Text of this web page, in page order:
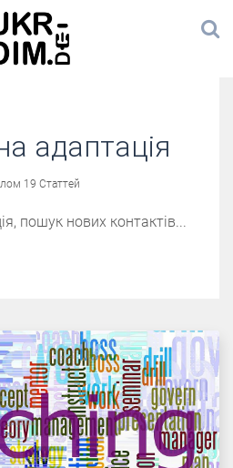
адаптація
19 Статтей
пошук нових контактів...